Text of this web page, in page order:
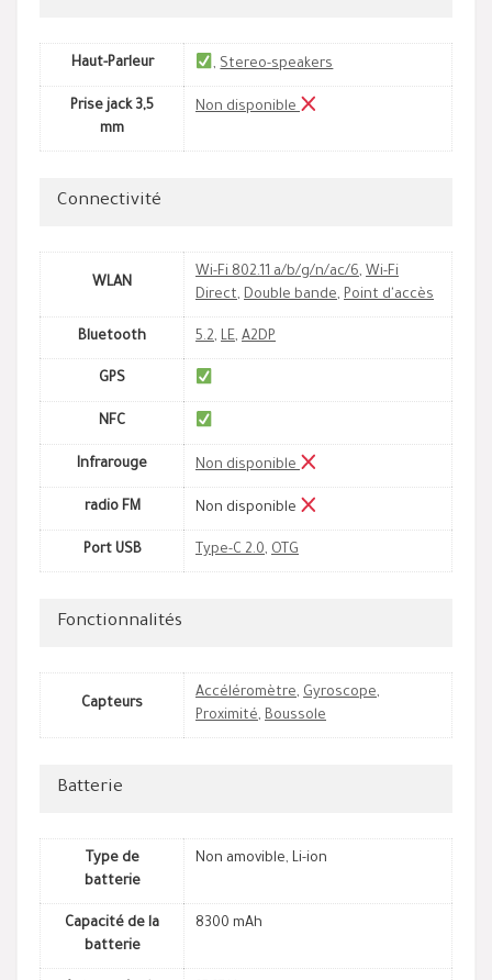
Haut-Parleur ,Stereo-speakers
Prise jack 3,5
mm
Non disponible
Connectivité
WLAN
Wi-Fi 802.11 a/b/g/n/ac/6, Wi-Fi
Direct, Double bande, Point d'accès
Bluetooth 5.2, LE, A2DP
GPS
NFC
Infrarouge Non disponible
radio FM Non disponible
Port USB Type-C 2.0, OTG
Fonctionnalités
Capteurs
Accéléromètre, Gyroscope,
Proximité, Boussole
Batterie
Type de
batterie
Non amovible, Li-ion
Capacité de la
batterie
8300 mAh